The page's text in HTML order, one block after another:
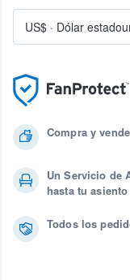
Compra y
Un Servicio de
hasta tu asiento
Todos los
US$ · Dólar